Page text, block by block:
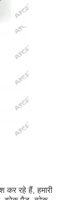
कर रहे हैं, हमारी